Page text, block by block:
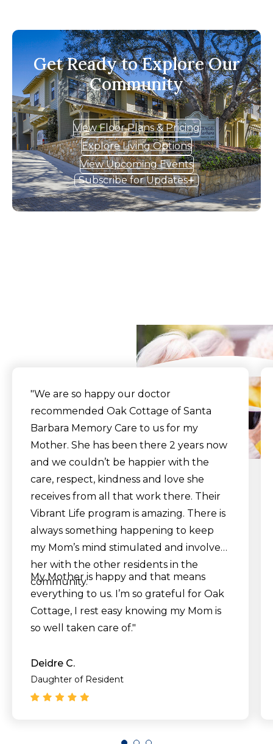
Get Ready to Explore Our
Community
View Floor Plans & Pricing
Explore Living Options
View Upcoming Events
Subscribe for Updates
"We are so happy our doctor
recommended Oak Cottage of Santa
Barbara Memory Care to us for my
Mother. She has been there 2 years now
and we couldn’t be happier with the
care, respect, kindness and love she
receives from all that work there. Their
Vibrant Life program is amazing. There is
always something happening to keep
my Mom’s mind stimulated and involve
her with the other residents in the
community.
My Mother is happy and that means
everything to us. I’m so grateful for Oak
Cottage, I rest easy knowing my Mom is
so well taken care of."
Deidre C.
Daughter of Resident